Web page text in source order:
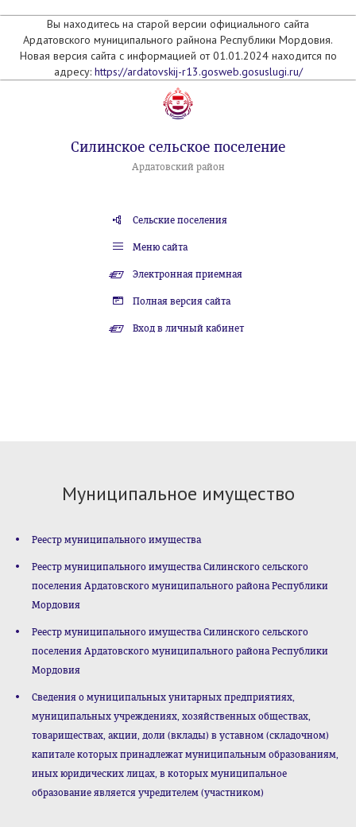
Вы находитесь на старой версии официального сайта
Ардатовского муниципального райнона Республики Мордовия.
Новая версия сайта с информацией от 01.01.2024 находится по
адресу: https://ardatovskij-r13.gosweb.gosuslugi.ru/
Силинское сельское поселение
Ардатовский район
Сельские поселения
Меню сайта
Электронная приемная
Полная версия сайта
Вход в личный кабинет
Муниципальное имущество
Реестр муниципального имущества
Реестр муниципального имущества Силинского сельского
поселения Ардатовского муниципального района Республики
Мордовия
Реестр муниципального имущества Силинского сельского
поселения Ардатовского муниципального района Республики
Мордовия
Сведения о муниципальных унитарных предприятиях,
муниципальных учреждениях, хозяйственных обществах,
товариществах, акции, доли (вклады) в уставном (складочном)
капитале которых принадлежат муниципальным образованиям,
иных юридических лицах, в которых муниципальное
образование является учредителем (участником)